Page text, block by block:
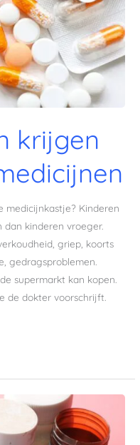
krijgen
medicijnkastje? Kinderen
kinderen vroeger.
griep, koorts
gedragsproblemen.
supermarkt kan kopen.
de dokter voorschrijft.